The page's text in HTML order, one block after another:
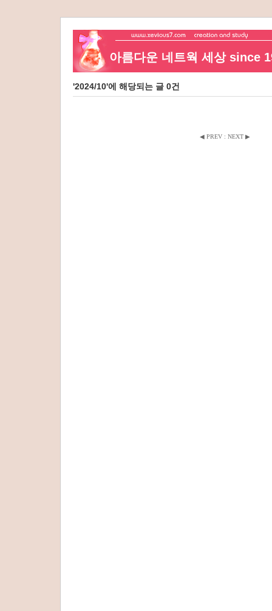
아름다운 네트웍 세상 since
'2024/10'에 해당되는 글 0건
◀ PREV : NEXT ▶